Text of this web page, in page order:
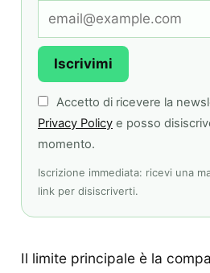
Iscrivimi
Accetto di ricevere la
Privacy Policy e posso
momento.
Iscrizione immediata: ricevi una
link per disiscriverti.
Il limite principale è la